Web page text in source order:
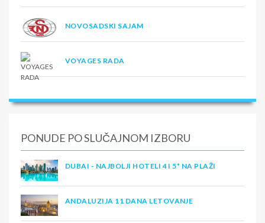
NOVOSADSKI SAJAM
VOYAGES RADA
PONUDE PO SLUČAJNOM IZBORU
DUBAI - NAJBOLJI HOTELI 4 I 5* NA PLAŽI
ANDALUZIJA 11 DANA LETOVANJE